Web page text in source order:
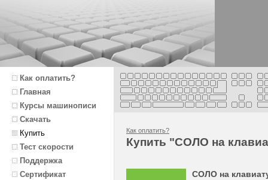
Как оплатить?
Главная
Курсы машинописи
Скачать
Купить
Тест скорости
Поддержка
Сертификат
Как оплатить?
Купить "СОЛО на
СОЛО на